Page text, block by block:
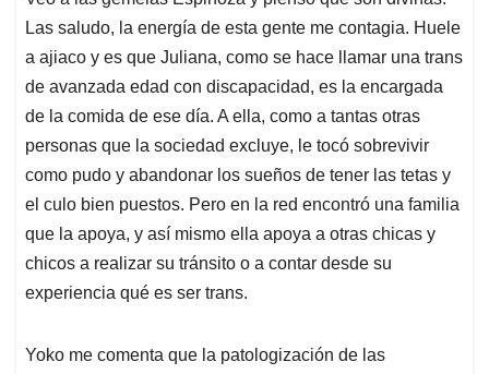
Las saludo, la energía de esta gente me contagia. Huele
a ajiaco y es que Juliana, como se hace llamar una trans
de avanzada edad con discapacidad, es la encargada
de la comida de ese día. A ella, como a tantas otras
personas que la sociedad excluye, le tocó sobrevivir
como pudo y abandonar los sueños de tener las tetas y
el culo bien puestos. Pero en la red encontró una familia
que la apoya, y así mismo ella apoya a otras chicas y
chicos a realizar su tránsito o a contar desde su
experiencia qué es ser trans.
Yoko me comenta que la patologización de las